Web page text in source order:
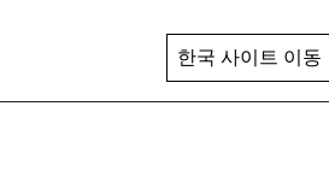
한국 사이트 이동